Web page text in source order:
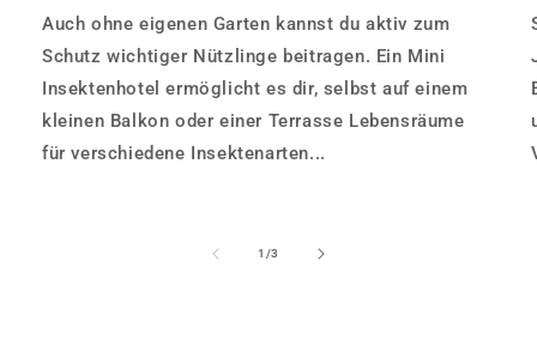
Auch ohne eigenen Garten kannst du aktiv zum
Schutz wichtiger Nützlinge beitragen. Ein Mini
Insektenhotel ermöglicht es dir, selbst auf einem
kleinen Balkon oder einer Terrasse Lebensräume
für verschiedene Insektenarten...
1 /von
3